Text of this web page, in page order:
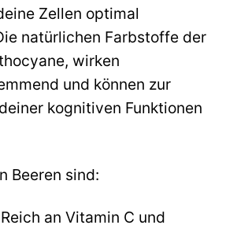
Zellen optimal
natürlichen Farbstoffe der
wirken
und können zur
kognitiven Funktionen
Beeren sind:
Reich an Vitamin C und